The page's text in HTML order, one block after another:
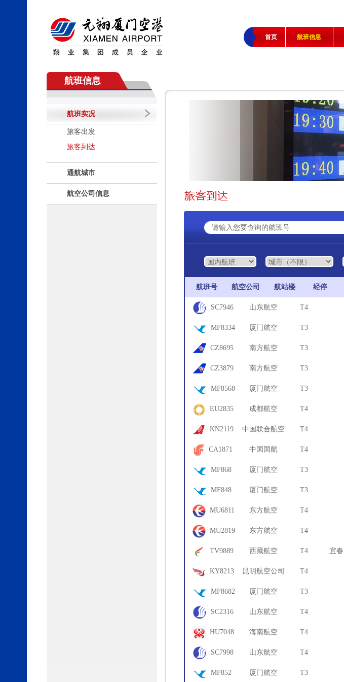
首页 航班信息
航班信息
航班实况
旅客出发
旅客到达
通航城市
航空公司信息
航班号 航空公司 航站楼 经停
SC7946 山东航空 T4
67 MF8334 厦门航空 T3
18 CZ8695 南方航空 T3
18 CZ3879 南方航空 T3
03 MF8568 厦门航空 T3
18 EU2835 成都航空 T4
62 KN2119 中国联合航空 T4
61 CA1871 中国国航 T4
70 MF868 厦门航空 T3
52 MF848 厦门航空 T3
09 MU6811 东方航空 T4
68 MU2819 东方航空 T4
71 TV9889 西藏航空 T4 宜春
61 KY8213 昆明航空公司 T4
75 MF8682 厦门航空 T3
11 SC2316 山东航空 T4
75 HU7048 海南航空 T4
62 SC7998 山东航空 T4
75 MF852 厦门航空 T3